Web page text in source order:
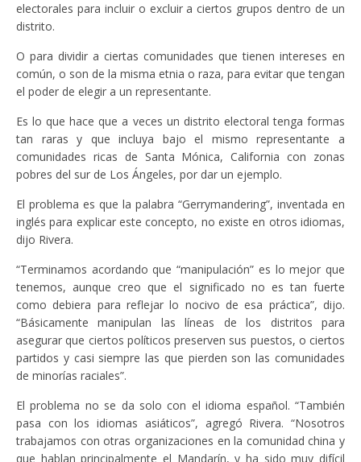
electorales para incluir o excluir a ciertos grupos dentro de un
distrito.
O para dividir a ciertas comunidades que tienen intereses en
común, o son de la misma etnia o raza, para evitar que tengan
el poder de elegir a un representante.
Es lo que hace que a veces un distrito electoral tenga formas
tan raras y que incluya bajo el mismo representante a
comunidades ricas de Santa Mónica, California con zonas
pobres del sur de Los Ángeles, por dar un ejemplo.
El problema es que la palabra “Gerrymandering”, inventada en
inglés para explicar este concepto, no existe en otros idiomas,
dijo Rivera.
“Terminamos acordando que “manipulación” es lo mejor que
tenemos, aunque creo que el significado no es tan fuerte
como debiera para reflejar lo nocivo de esa práctica”, dijo.
“Básicamente manipulan las líneas de los distritos para
asegurar que ciertos políticos preserven sus puestos, o ciertos
partidos y casi siempre las que pierden son las comunidades
de minorías raciales”.
El problema no se da solo con el idioma español. “También
pasa con los idiomas asiáticos”, agregó Rivera. “Nosotros
trabajamos con otras organizaciones en la comunidad china y
que hablan principalmente el Mandarín, y ha sido muy difícil